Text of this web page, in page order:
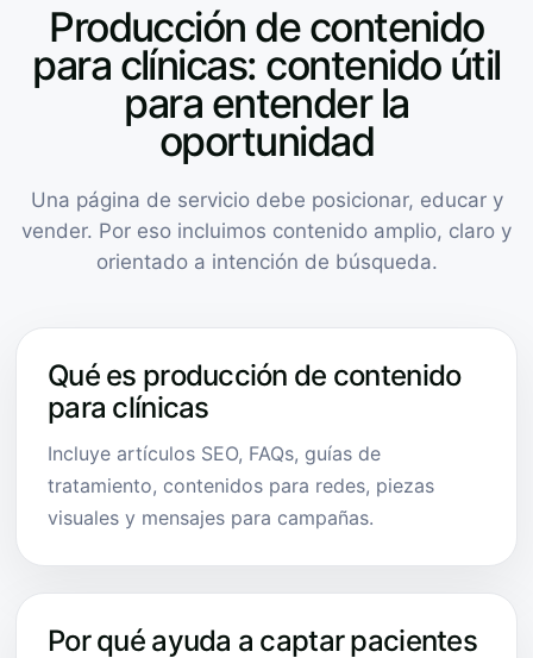
Producción de contenido
para clínicas: contenido útil
para entender la
oportunidad
Una página de servicio debe posicionar, educar y
vender. Por eso incluimos contenido amplio, claro y
orientado a intención de búsqueda.
Qué es producción de contenido
para clínicas
Incluye artículos SEO, FAQs, guías de
tratamiento, contenidos para redes, piezas
visuales y mensajes para campañas.
Por qué ayuda a captar pacientes